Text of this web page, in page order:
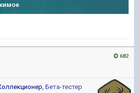
682
, Бета-тестер